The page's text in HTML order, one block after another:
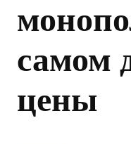
самом
цены